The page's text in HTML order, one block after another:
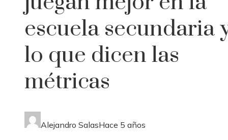
escuela secundaria
lo que dicen las
métricas
Alejandro SalasHace 5 años